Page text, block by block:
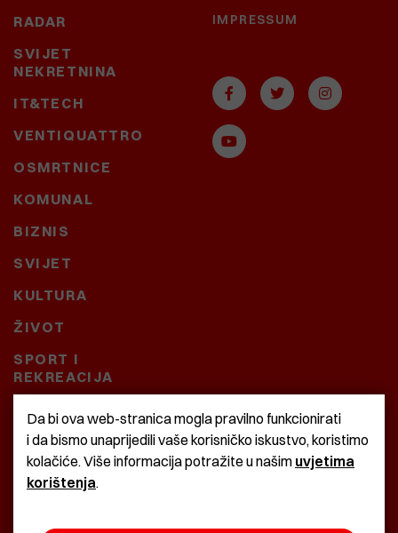
RADAR
SVIJET
NEKRETNINA
IT&TECH
VENTIQUATTRO
OSMRTNICE
KOMUNAL
BIZNIS
SVIJET
KULTURA
ŽIVOT
SPORT I
REKREACIJA
CRNA KRONIKA
BAŠTARDINI I PRAVI
KRASNA ZEMLJA
IMPRESSUM
Da bi ova web-stranica mogla pravilno funkcionirati
i da bismo unaprijedili vaše korisničko iskustvo, koristimo
kolačiće. Više informacija potražite u našim uvjetima
korištenja.